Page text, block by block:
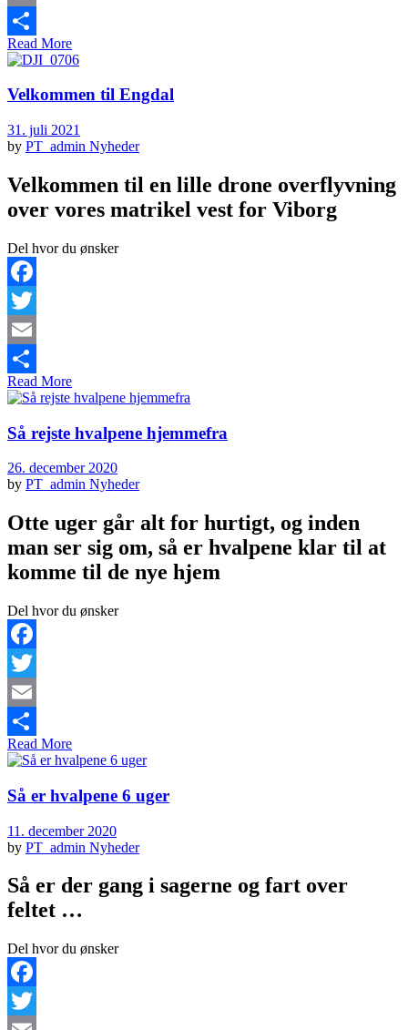
Email
Share
Read More
Velkommen til Engdal
31. juli 2021
by PT_admin Nyheder
Velkommen til en lille drone overflyvning
over vores matrikel vest for Viborg
Del hvor du ønsker
Facebook
Twitter
Email
Share
Read More
Så rejste hvalpene hjemmefra
26. december 2020
by PT_admin Nyheder
Otte uger går alt for hurtigt, og inden
man ser sig om, så er hvalpene klar til at
komme til de nye hjem
Del hvor du ønsker
Facebook
Twitter
Email
Share
Read More
Så er hvalpene 6 uger
11. december 2020
by PT_admin Nyheder
Så er der gang i sagerne og fart over
feltet …
Del hvor du ønsker
Facebook